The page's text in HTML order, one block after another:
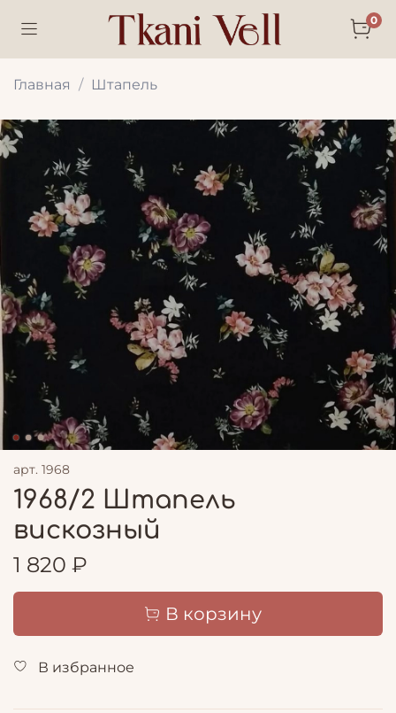
0
Главная Штапель
арт. 1968
1968/2 Штапель
вискозный
1 820 ₽
В корзину
В избранное